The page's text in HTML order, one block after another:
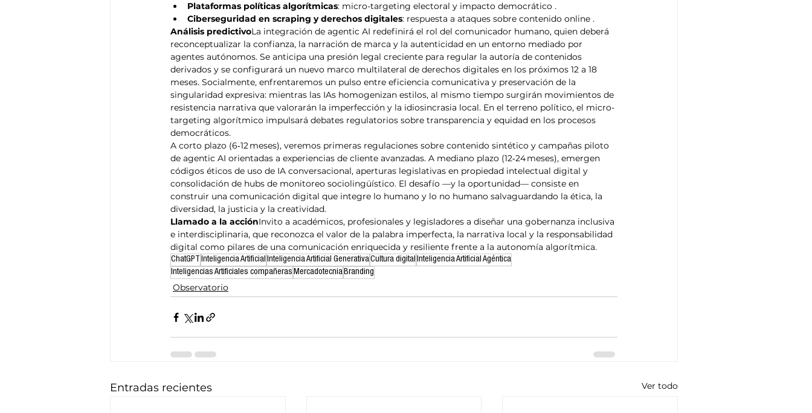
Plataformas políticas algorítmicas: micro-targeting electoral y impacto democrático .
Ciberseguridad en scraping y derechos digitales: respuesta a ataques sobre contenido online .
Análisis predictivoLa integración de agentic AI redefinirá el rol del comunicador humano, quien deberá
reconceptualizar la confianza, la narración de marca y la autenticidad en un entorno mediado por
agentes autónomos. Se anticipa una presión legal creciente para regular la autoría de contenidos
derivados y se configurará un nuevo marco multilateral de derechos digitales en los próximos 12 a 18
meses. Socialmente, enfrentaremos un pulso entre eficiencia comunicativa y preservación de la
singularidad expresiva: mientras las IAs homogenizan estilos, al mismo tiempo surgirán movimientos de
resistencia narrativa que valorarán la imperfección y la idiosincrasia local. En el terreno político, el micro-
targeting algorítmico impulsará debates regulatorios sobre transparencia y equidad en los procesos
democráticos.
A corto plazo (6‑12 meses), veremos primeras regulaciones sobre contenido sintético y campañas piloto
de agentic AI orientadas a experiencias de cliente avanzadas. A mediano plazo (12‑24 meses), emergen
códigos éticos de uso de IA conversacional, aperturas legislativas en propiedad intelectual digital y
consolidación de hubs de monitoreo sociolingüístico. El desafío —y la oportunidad— consiste en
construir una comunicación digital que integre lo humano y lo no humano salvaguardando la ética, la
diversidad, la justicia y la creatividad.
Llamado a la acciónInvito a académicos, profesionales y legisladores a diseñar una gobernanza inclusiva
e interdisciplinaria, que reconozca el valor de la palabra imperfecta, la narrativa local y la responsabilidad
digital como pilares de una comunicación enriquecida y resiliente frente a la autonomía algorítmica.
ChatGPT Inteligencia Artificial Inteligencia Artificial GenerativaCultura digital Inteligencia Artificial Agéntica
Inteligencias Artificiales compañeras MercadotecniaBranding
Observatorio
Entradas recientes Ver todo